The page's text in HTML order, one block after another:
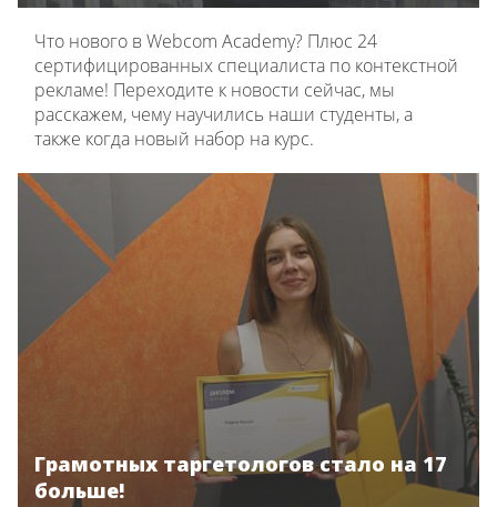
Что нового в Webcom Academy? Плюс 24
сертифицированных специалиста по контекстной
рекламе! Переходите к новости сейчас, мы
расскажем, чему научились наши студенты, а
также когда новый набор на курс.
Грамотных таргетологов стало на 17
больше!